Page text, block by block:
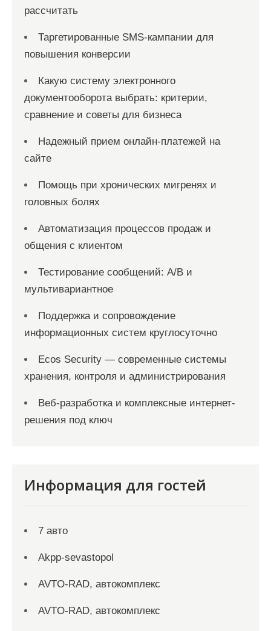
рассчитать
Таргетированные SMS-кампании для
повышения конверсии
Какую систему электронного
документооборота выбрать: критерии,
сравнение и советы для бизнеса
Надежный прием онлайн-платежей на
сайте
Помощь при хронических мигренях и
головных болях
Автоматизация процессов продаж и
общения с клиентом
Тестирование сообщений: A/B и
мультивариантное
Поддержка и сопровождение
информационных систем круглосуточно
Ecos Security — современные системы
хранения, контроля и администрирования
Веб-разработка и комплексные интернет-
решения под ключ
Информация для гостей
7 авто
Akpp-sevastopol
AVTO-RAD, автокомплекс
AVTO-RAD, автокомплекс